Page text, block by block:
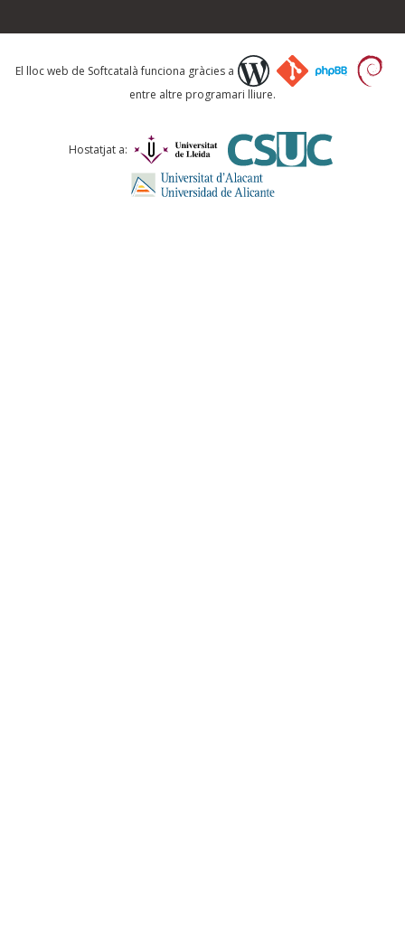
Què proposeu?
Comentari *
El lloc web de Softcatalà funciona gràcies a
entre altre programari lliure.
Hostatjat a: